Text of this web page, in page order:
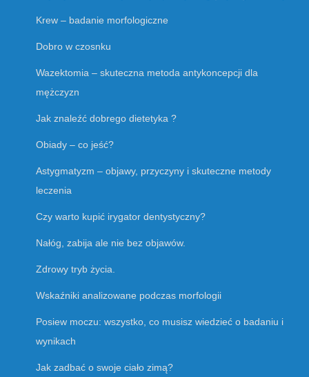
Krew – badanie morfologiczne
Dobro w czosnku
Wazektomia – skuteczna metoda antykoncepcji dla
mężczyzn
Jak znaleźć dobrego dietetyka ?
Obiady – co jeść?
Astygmatyzm – objawy, przyczyny i skuteczne metody
leczenia
Czy warto kupić irygator dentystyczny?
Nałóg, zabija ale nie bez objawów.
Zdrowy tryb życia.
Wskaźniki analizowane podczas morfologii
Posiew moczu: wszystko, co musisz wiedzieć o badaniu i
wynikach
Jak zadbać o swoje ciało zimą?